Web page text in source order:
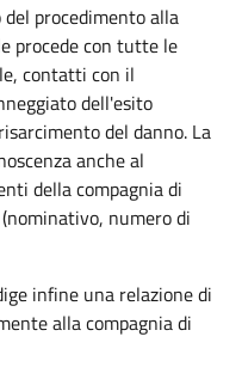
procedimento alla
procede con tutte le
contatti con il
dell'esito
del danno. La
anche al
della compagnia di
numero di
infine una relazione di
alla compagnia di